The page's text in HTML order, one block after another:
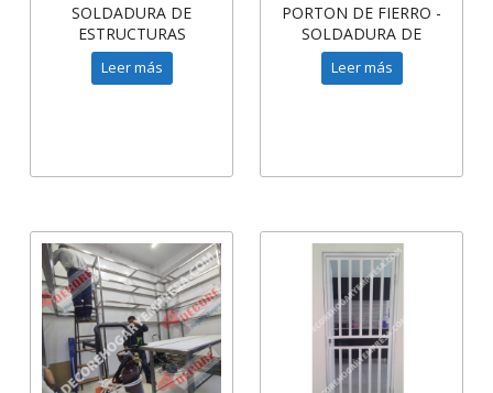
SOLDADURA DE
ESTRUCTURAS
METÁLICAS -
SOLDADURAS DE
Leer más
PORTON DE FIERRO -
SOLDADURA DE
ESTRUCTURAS
METÁLICAS
Leer más